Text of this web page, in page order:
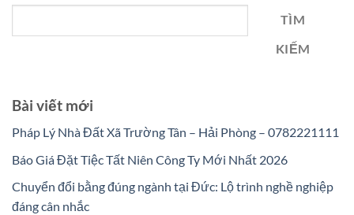
TÌM
KIẾM
Bài viết mới
Pháp Lý Nhà Đất Xã Trường Tân – Hải Phòng – 0782221111
Báo Giá Đặt Tiệc Tất Niên Công Ty Mới Nhất 2026
Chuyển đổi bằng đúng ngành tại Đức: Lộ trình nghề nghiệp
đáng cân nhắc